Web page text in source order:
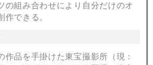
の組み合わせにより自分だけのオ
作できる。
作品を手掛けた東宝撮影所（現：